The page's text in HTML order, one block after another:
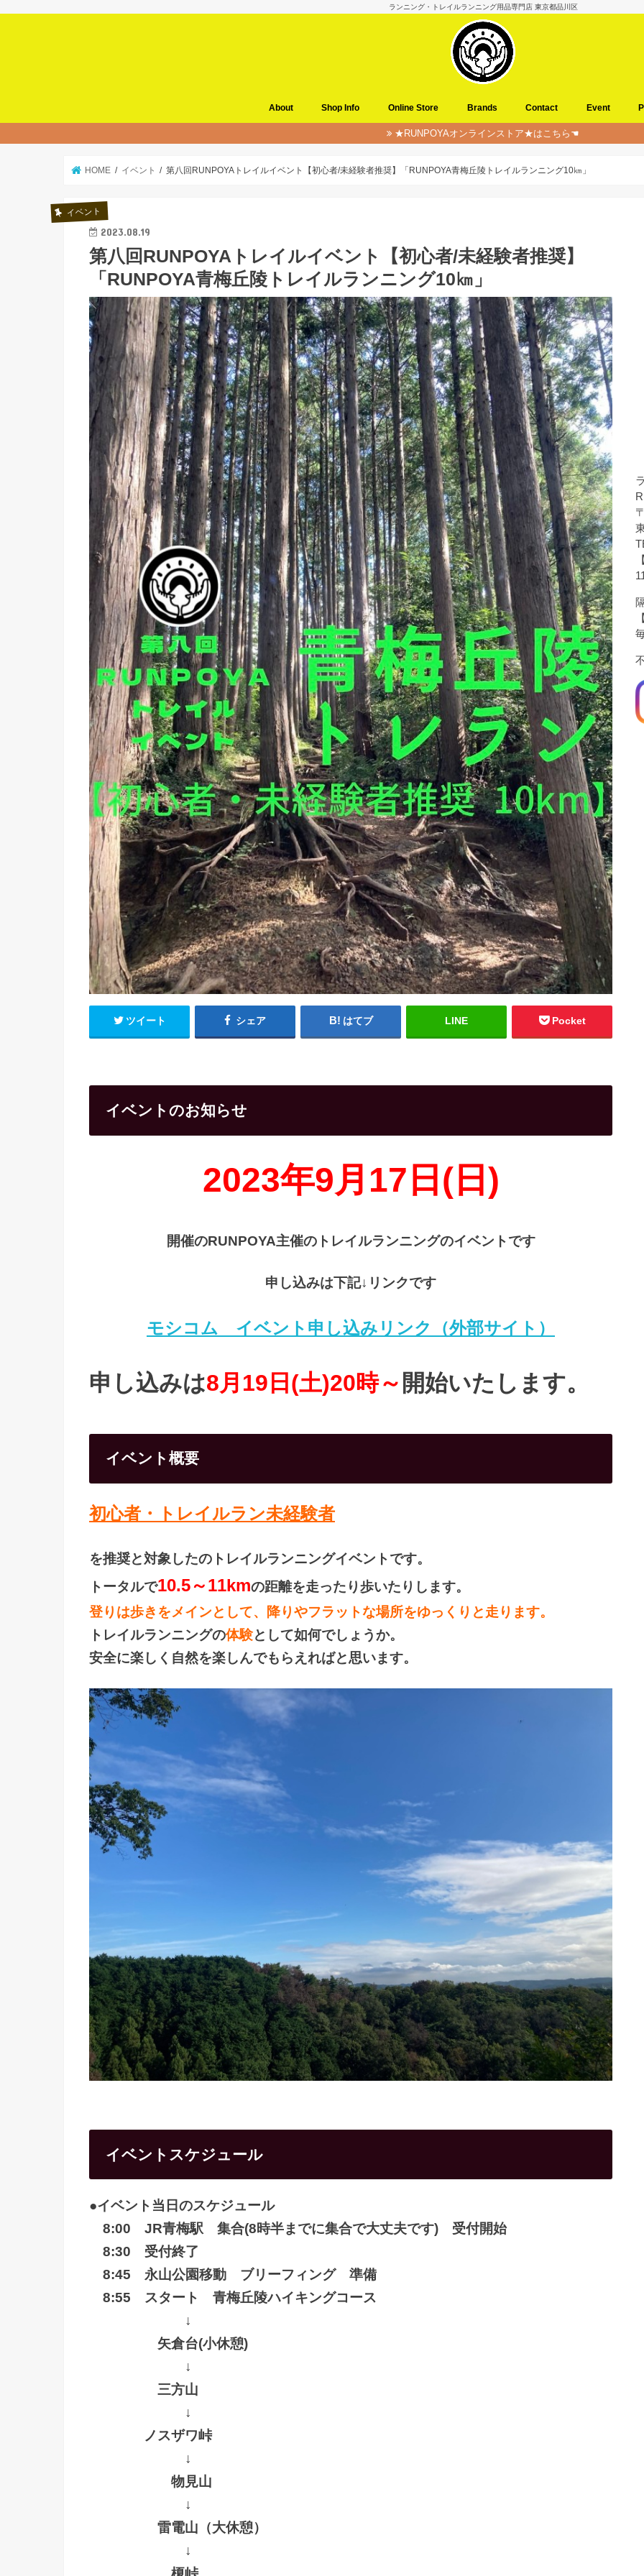
ランニング・トレイルランニング用品専門店 東京都品川区
About Shop Info Online Store Brands Contact Event
★RUNPOYAオンラインストア★はこちら☚
HOME イベント 第八回RUNPOYAトレイルイベント【初心者/未経験者推奨】「RUNPOYA青梅丘陵トレイルランニング10㎞」
イベント
2023.08.19
第八回RUNPOYAトレイルイベント【初心者/未経験者推奨】
「RUNPOYA青梅丘陵トレイルランニング10㎞」
ツイート シェア はてブ LINE Pocket
イベントのお知らせ
2023年9月17日(日)
開催のRUNPOYA主催のトレイルランニングのイベントです
申し込みは下記↓リンクです
モシコム イベント申し込みリンク（外部サイト）
申し込みは8月19日(土)20時～ 開始いたします。
イベント概要
初心者・トレイルラン未経験者
を推奨と対象したのトレイルランニングイベントです。
トータルで10.5～11kmの距離を走ったり歩いたりします。
登りは歩きをメインとして、降りやフラットな場所をゆっくりと走ります。
トレイルランニングの体験として如何でしょうか。
安全に楽しく自然を楽しんでもらえればと思います。
イベントスケジュール
●イベント当日のスケジュール
8:00 JR青梅駅 集合(8時半までに集合で大丈夫です) 受付開始
8:30 受付終了
8:45 永山公園移動 ブリーフィング 準備
8:55 スタート 青梅丘陵ハイキングコース
↓
矢倉台(小休憩)
↓
三方山
↓
ノスザワ峠
↓
物見山
↓
雷電山（大休憩）
↓